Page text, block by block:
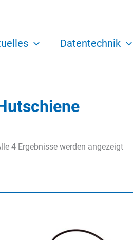
Datentechnik
4 Ergebnisse werden angezeigt